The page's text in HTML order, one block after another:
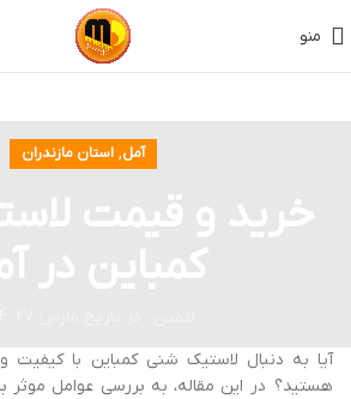
منو
آمل,استان مازندران
آیا به دنبال لاستیک شنی کمباین با
هستید؟ در این مقاله، به بررسی عوامل